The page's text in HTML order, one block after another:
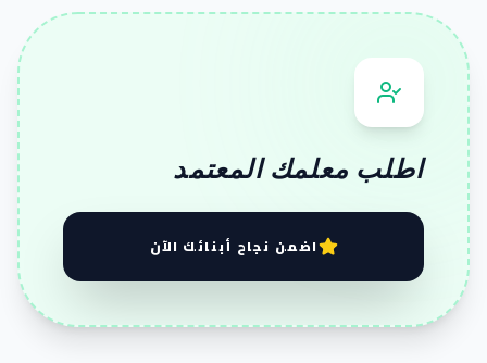
اطلب معلمك المعتمد
اضمن نجاح أبنائك الآن